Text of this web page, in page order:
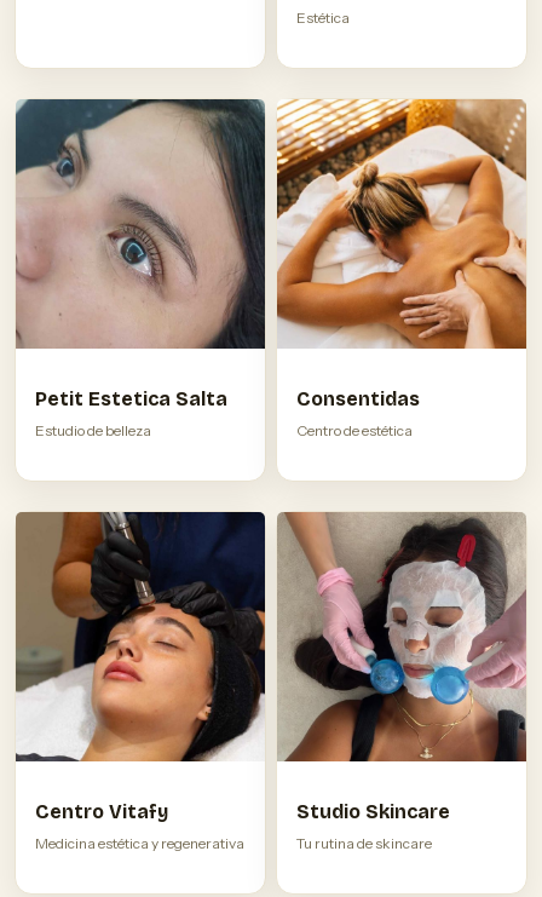
Estética
Petit Estetica Salta
Estudio de belleza
Consentidas
Centro de estética
Centro Vitafy
Medicina estética y regenerativa
Studio Skincare
Tu rutina de skincare